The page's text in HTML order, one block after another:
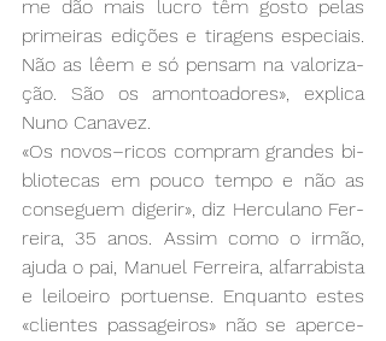
me dão mais lu­cro têm gos­to pe­las
pri­mei­ras edi­ções e ti­ra­gens es­pe­ciais.
Não as lêem e só pen­sam na va­lo­ri­za­
ção. São os amon­toa­do­res», ex­pli­ca
Nu­no Ca­na­vez.
«Os no­vos­–ri­cos com­pram gran­des bi­
blio­te­cas em pou­co tem­po e não as
con­se­guem di­ge­rir», diz Her­cu­la­no Fer­
rei­ra, 35 anos. As­sim co­mo o ir­mão,
aju­da o pai, Ma­nuel Fer­rei­ra, al­far­ra­bis­ta
e lei­loei­ro por­tuen­se. En­quan­to es­tes
«clien­tes pas­sa­gei­ros» não se aper­ce­